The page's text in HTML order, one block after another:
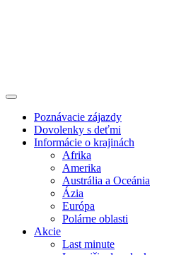
Poznávacie zájazdy
Dovolenky s deťmi
Informácie o krajinách
Afrika
Amerika
Austrália a Oceánia
Ázia
Európa
Polárne oblasti
Akcie
Last minute